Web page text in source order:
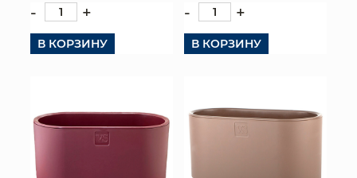
- +
В КОРЗИНУ
- +
В КОРЗИНУ